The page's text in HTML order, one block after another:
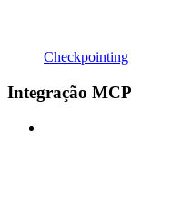
Checkpointing
Integração MCP